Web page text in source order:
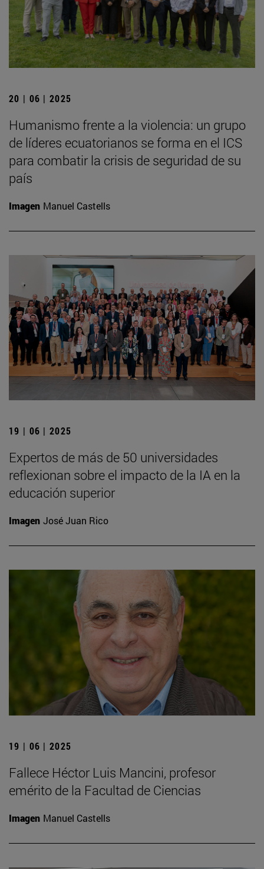
20 | 06 | 2025
Humanismo frente a la violencia: un grupo
de líderes ecuatorianos se forma en el ICS
para combatir la crisis de seguridad de su
país
Imagen Manuel Castells
19 | 06 | 2025
Expertos de más de 50 universidades
reflexionan sobre el impacto de la IA en la
educación superior
Imagen José Juan Rico
19 | 06 | 2025
Fallece Héctor Luis Mancini, profesor
emérito de la Facultad de Ciencias
Imagen Manuel Castells